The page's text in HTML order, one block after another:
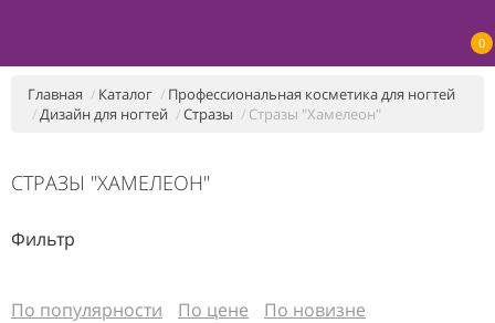
0
Главная Каталог
Профессиональная косметика для ногтей
Дизайн для ногтей
Стразы Стразы "Хамелеон"
СТРАЗЫ "ХАМЕЛЕОН"
Фильтр
По популярности По цене По новизне